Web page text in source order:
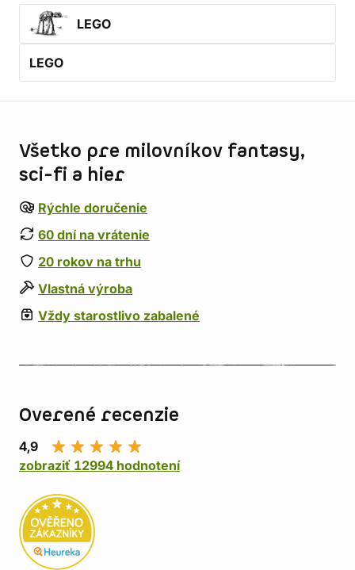
LEGO
LEGO
Všetko pre milovníkov fantasy,
sci-fi a hier
Rýchle doručenie
60 dní na vrátenie
20 rokov na trhu
Vlastná výroba
Vždy starostlivo zabalené
Overené recenzie
4,9
zobraziť 12994 hodnotení